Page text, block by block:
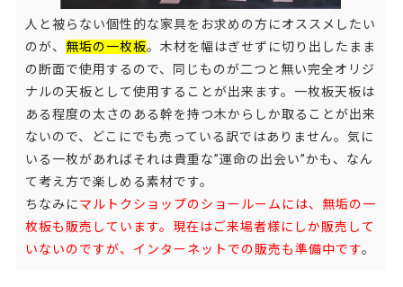
人と被らない個性的な家具をお求めの方にオススメしたい
のが、 無垢の一枚板。木材を幅はぎせずに切り出したまま
の断面で使用するので、同じものが二つと無い完全オリジ
ナルの天板として使用することが出来ます。一枚板天板は
ある程度の太さのある幹を持つ木からしか取ることが出来
ないので、どこにでも売っている訳ではありません。気に
いる一枚があればそれは貴重な”運命の出会い”かも、なん
て考え方で楽しめる素材です。
ちなみにマルトクショップのショールームには、無垢の一
枚板も販売しています。現在はご来場者様にしか販売して
いないのですが、インターネットでの販売も準備中です。